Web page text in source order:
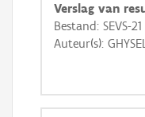
GRB-
Verslag van
Bestand: SEVS-
Auteur(s):